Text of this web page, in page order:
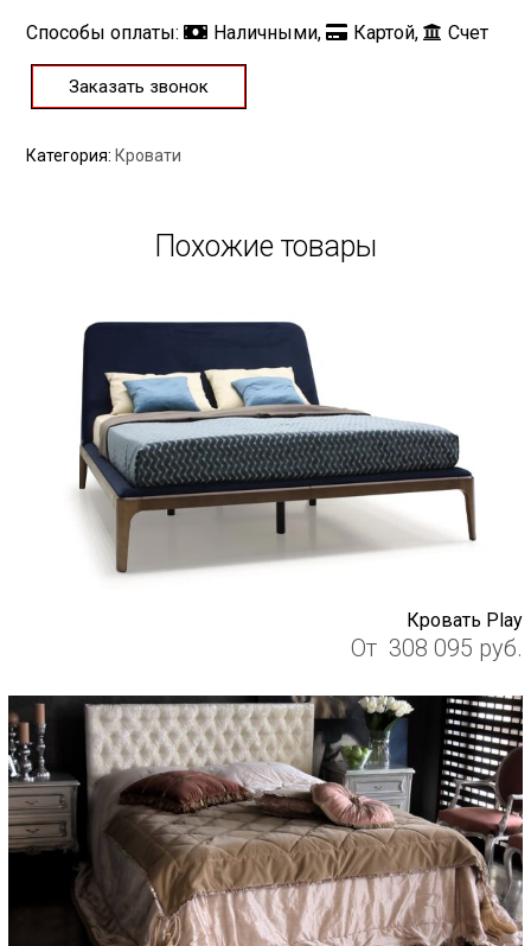
Способы оплаты: Наличными, Картой, Счет
Заказать звонок
Категория: Кровати
Похожие товары
Кровать Play
От 308 095 руб.